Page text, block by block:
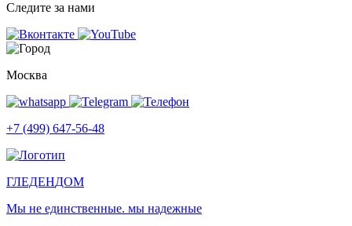
Следите за нами
Москва
+7 (499) 647-56-48
ГЛЕДЕНДОМ
Мы не единственные. мы надежные